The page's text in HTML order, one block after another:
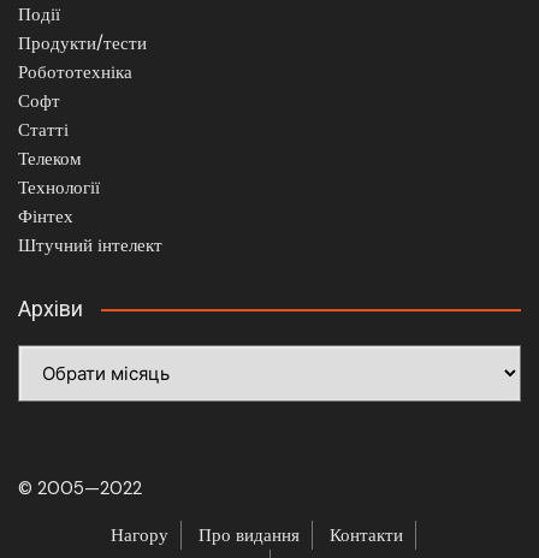
Події
Продукти/тести
Робототехніка
Софт
Статті
Телеком
Технології
Фінтех
Штучний інтелект
Архіви
© 2005—2022
Нагору
Про видання
Контакти